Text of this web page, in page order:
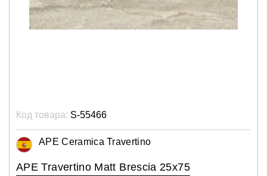
Код товара: S-55466
APE Ceramica Travertino
APE Travertino Matt Brescia 25x75